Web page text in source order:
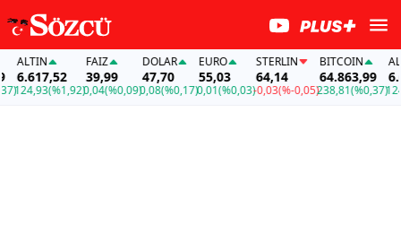
ALTIN
6.617,52
(%1,92)
FAİZ
39,99
0,04(%0,09)
DOLAR
47,70
0,08(%0,17)
EURO
55,03
0,01(%0,03)
STERLIN
64,14
-0,03(%-0,05)
BITCOIN
64.863,99
238,81(%0,37)